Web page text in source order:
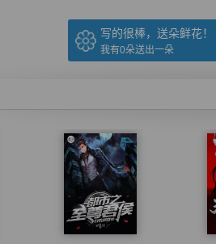
写的很棒，送朵鲜花！
我有0朵送出一朵